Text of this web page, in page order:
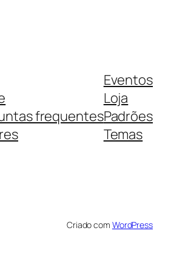
frequentes
Eventos
Loja
Padrões
Temas
Criado com WordPress